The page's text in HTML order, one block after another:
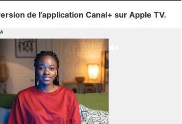
de l’application Canal+ sur Apple TV.